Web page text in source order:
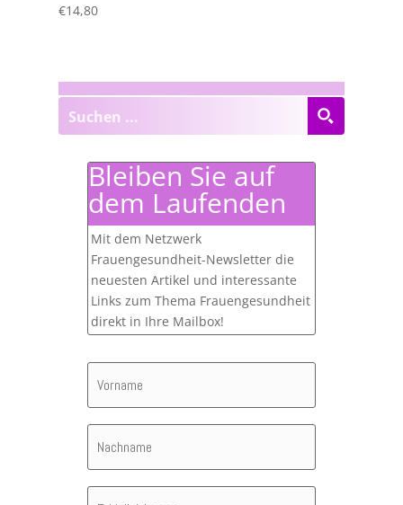
€14,80
Bleiben Sie auf
dem Laufenden
Mit dem Netzwerk
Frauengesundheit-Newsletter die
neuesten Artikel und interessante
Links zum Thema Frauengesundheit
direkt in Ihre Mailbox!